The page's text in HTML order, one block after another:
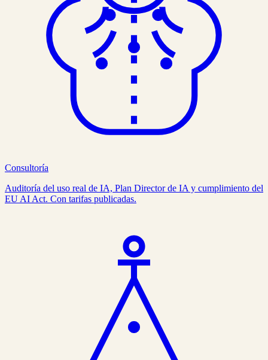
Consultoría
Auditoría del uso real de IA, Plan Director de IA y cumplimiento del
EU AI Act. Con tarifas publicadas.